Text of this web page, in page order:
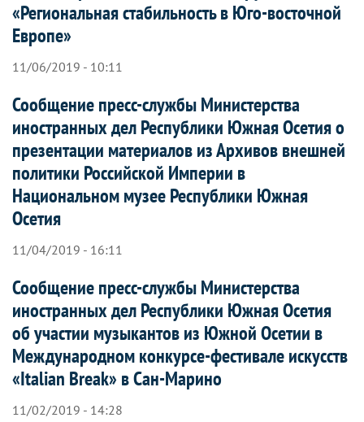
«Региональная стабильность в Юго-восточной
Европе»
11/06/2019 - 10:11
Сообщение пресс-службы Министерства
иностранных дел Республики Южная Осетия о
презентации материалов из Архивов внешней
политики Российской Империи в
Национальном музее Республики Южная
Осетия
11/04/2019 - 16:11
Сообщение пресс-службы Министерства
иностранных дел Республики Южная Осетия
об участии музыкантов из Южной Осетии в
Международном конкурсе-фестивале искусств
«Italian Break» в Сан-Марино
11/02/2019 - 14:28